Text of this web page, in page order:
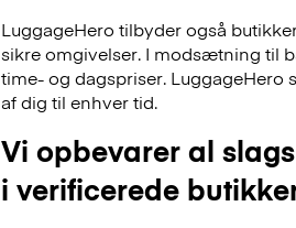
LuggageHero tilbyder også
sikre omgivelser. I modsætning til
time- og dagspriser.
af dig til enhver tid.
Vi opbevarer al
i verificerede